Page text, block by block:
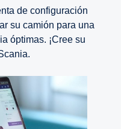
de configuración
su camión para una
óptimas. ¡Cree su